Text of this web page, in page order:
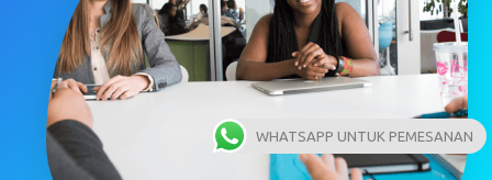
WHATSAPP UNTUK PEMESANAN